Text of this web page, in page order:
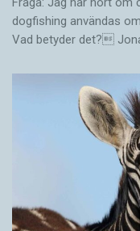
dogfishing användas
Vad betyder det?